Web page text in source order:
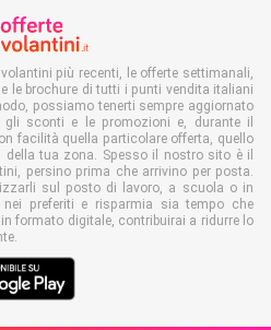
più recenti, le offerte settimanali,
le brochure di tutti i punti vendita italiani
possiamo tenerti sempre aggiornato
sconti e le promozioni e, durante il
facilità quella particolare offerta, quello
tua zona. Spesso il nostro sito è il
persino prima che arrivino per posta.
sul posto di lavoro, a scuola o in
nei preferiti e risparmia sia tempo che
formato digitale, contribuirai a ridurre lo